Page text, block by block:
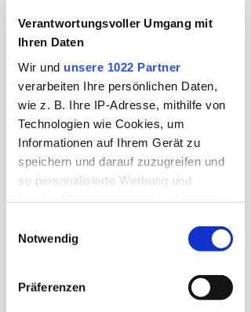
Verantwortungsvoller Umgang mit
Ihren Daten
Wir und unsere 1022 Partner
verarbeiten Ihre persönlichen Daten,
wie z. B. Ihre IP-Adresse, mithilfe von
Technologien wie Cookies, um
Informationen auf Ihrem Gerät zu
speichern und darauf zuzugreifen und
so personalisierte Werbung und
Entwicklung von Angeboten zu
ermöglichen. Sie entscheiden darüber,
wer Ihre Daten für welche Zwecke
nutzt. Sie können Ihre Einwilligung
Notwendig
Präferenzen
3. Imagination ist das Zauberwort. Bevor
Du den Megamarsch startest, stell Dir vor,
wie Du nach den 100km oder 50km durch
die Ziellinie läufst. Wenn Du eine mentale